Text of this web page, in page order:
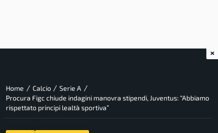
Home / Calcio / Serie A /
Procura Figc chiude indagini manovra stipendi, Juventus: “Abbiamo
rispettato principi lealtà sportiva”
×